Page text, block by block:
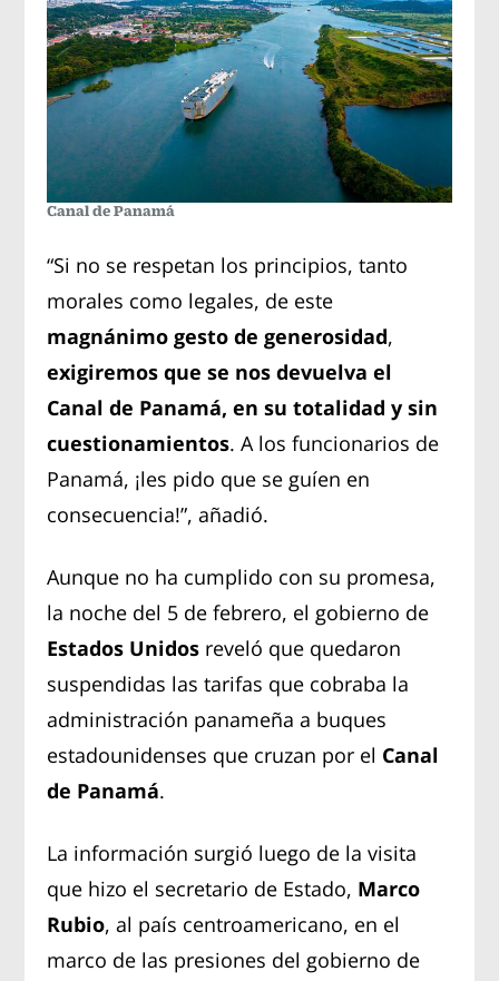
Canal de Panamá
“Si no se respetan los principios, tanto
morales como legales, de este
magnánimo gesto de generosidad,
exigiremos que se nos devuelva el
Canal de Panamá, en su totalidad y sin
cuestionamientos. A los funcionarios de
Panamá, ¡les pido que se guíen en
consecuencia!”, añadió.
Aunque no ha cumplido con su promesa,
la noche del 5 de febrero, el gobierno de
Estados Unidos reveló que quedaron
suspendidas las tarifas que cobraba la
administración panameña a buques
estadounidenses que cruzan por el Canal
de Panamá.
La información surgió luego de la visita
que hizo el secretario de Estado, Marco
Rubio, al país centroamericano, en el
marco de las presiones del gobierno de